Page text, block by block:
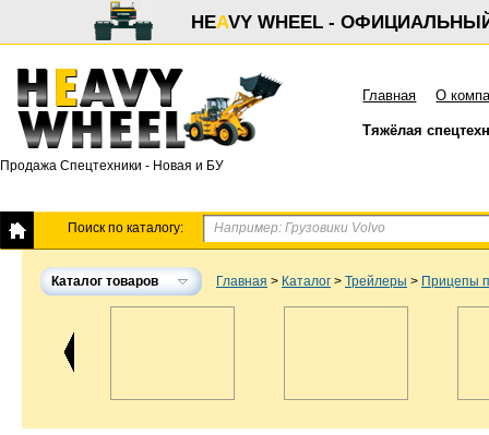
HEAVY WHEEL -
Продажа Спецтехники - Новая и БУ
Главная О
Тяжёлая
Поиск по каталогу:
Каталог товаров Главная > Каталог > Трейлеры > Прицепы